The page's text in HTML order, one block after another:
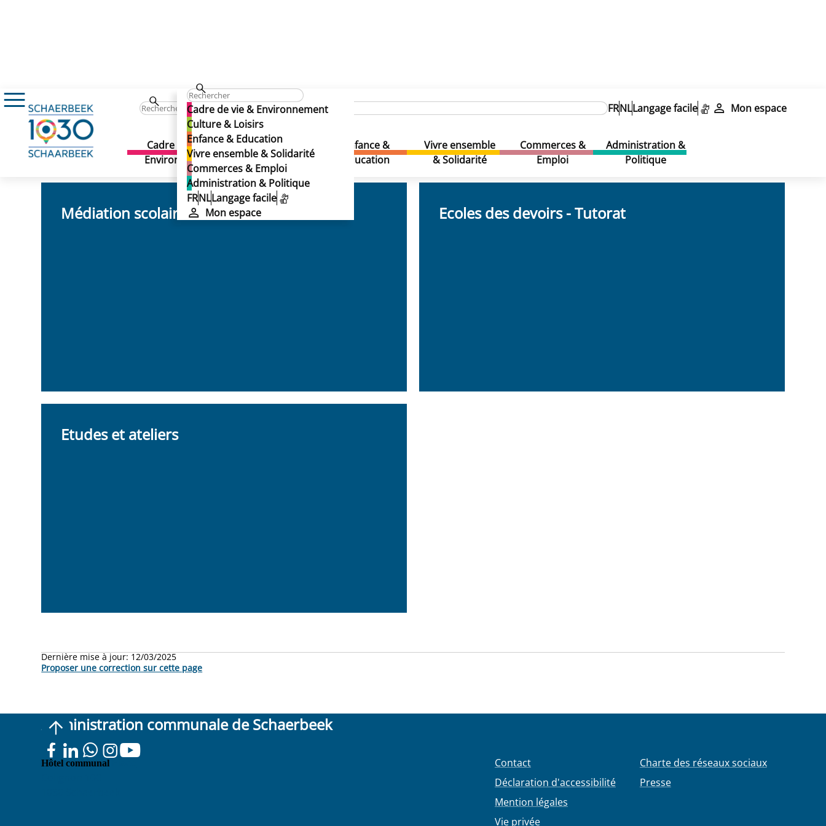
Cadre de vie & Environnement
Culture & Loisirs
Enfance & Education
Vivre ensemble & Solidarité
Commerces & Emploi
Administration & Politique
FRNLLangage facile
Mon espace
FRNLLangage facile Mon espace
Cadre de vie &
Environnement
Culture & Loisirs
Enfance &
Education
Vivre ensemble
& Solidarité
Commerces &
Emploi
Administration &
Politique
Enfance & Education Soutien scolaire
Soutien scolaire
Soutien scolaire
Dernière mise à jour: 12/03/2025
Médiation scolaire Ecoles des devoirs - Tutorat
Etudes et ateliers
Dernière mise à jour: 12/03/2025
Proposer une correction sur cette page
Administration communale de Schaerbeek
Hôtel communal
Contact
Déclaration d'accessibilité
Mention légales
Vie privée
Charte des réseaux sociaux
Presse